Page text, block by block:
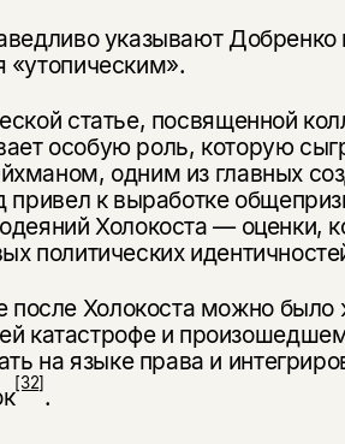
указывают
«утопическим».
статье, посвященной
особую роль, которую
одним из главных
привел к выработке
Холокоста — оценки,
политических
после Холокоста можно было
катастрофе и
на языке права и
[32].